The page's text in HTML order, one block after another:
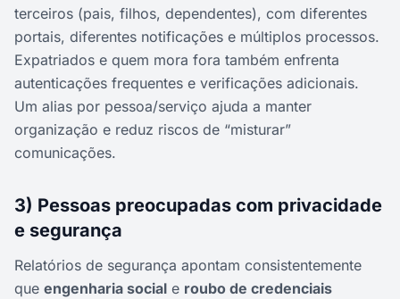
terceiros (pais, filhos, dependentes), com diferentes
portais, diferentes notificações e múltiplos processos.
Expatriados e quem mora fora também enfrenta
autenticações frequentes e verificações adicionais.
Um alias por pessoa/serviço ajuda a manter
organização e reduz riscos de “misturar”
comunicações.
3) Pessoas preocupadas com privacidade
e segurança
Relatórios de segurança apontam consistentemente
que engenharia social e roubo de credenciais